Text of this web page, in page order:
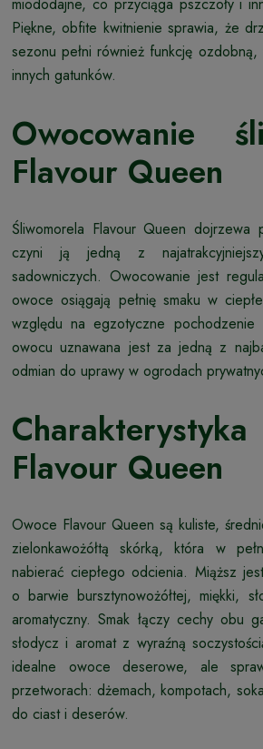
miododajne, co przyciąga pszczoły i
Piękne, obfite kwitnienie sprawia, że
sezonu pełni również funkcję
innych gatunków.
Owocowanie
Flavour Queen
Śliwomorela Flavour Queen
czyni ją jedną z
sadowniczych. Owocowanie jest
owoce osiągają pełnię smaku w
względu na egzotyczne pochodzenie
owocu uznawana jest za jedną z
odmian do uprawy w ogrodach
Flavour Queen
Owoce Flavour Queen są kuliste,
zielonkawożółtą skórką, która w
nabierać ciepłego odcienia. Miąższ
o barwie bursztynowożółtej, miękki,
aromatyczny. Smak łączy cechy obu
słodycz i aromat z wyraźną
idealne owoce deserowe, ale
przetworach: dżemach, kompotach,
do ciast i deserów.